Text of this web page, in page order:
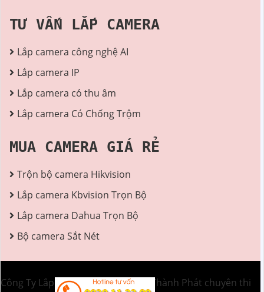
TƯ VẤN LẮP CAMERA
Lắp camera công nghệ AI
Lắp camera IP
Lắp camera có thu âm
Lắp camera Có Chống Trộm
MUA CAMERA GIÁ RẺ
Trộn bộ camera Hikvision
Lắp camera Kbvision Trọn Bộ
Lắp camera Dahua Trọn Bộ
Bộ camera Sắt Nét
Công Ty Lắp Camera Quan Sát An Thành Phát chuyên thi